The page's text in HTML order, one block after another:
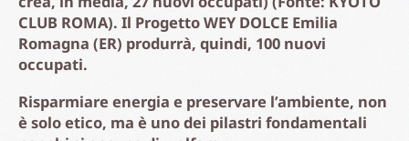
CLUB ROMA). Il Progetto WEY DOLCE Emilia
Romagna (ER) produrrà, quindi, 100 nuovi
occupati.
Risparmiare energia e preservare l’ambiente, non
è solo etico, ma è uno dei pilastri fondamentali